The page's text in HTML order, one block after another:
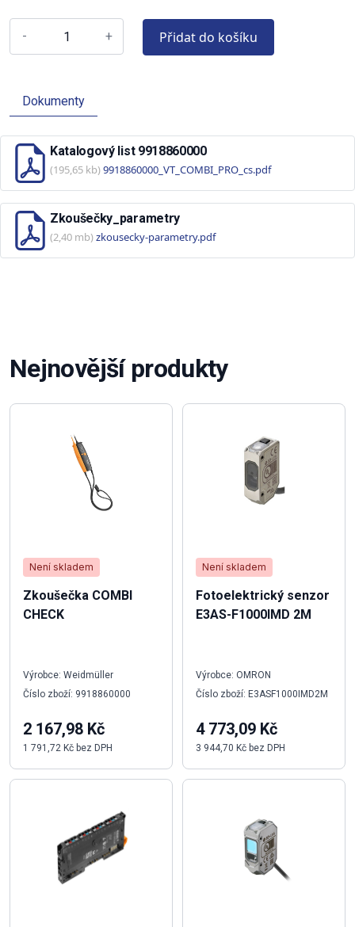
- + Přidat do košíku
Dokumenty
Katalogový list 9918860000
(195,65 kb)9918860000_VT_COMBI_PRO_cs.pdf
Zkoušečky_parametry
(2,40 mb)zkousecky-parametry.pdf
Nejnovější produkty
Není skladem
Zkoušečka COMBI
CHECK
Výrobce: Weidmüller
Číslo zboží: 9918860000
2 167,98 Kč
1 791,72 Kč bez DPH
Není skladem
Fotoelektrický senzor
E3AS-F1000IMD 2M
Výrobce: OMRON
Číslo zboží: E3ASF1000IMD2M
4 773,09 Kč
3 944,70 Kč bez DPH